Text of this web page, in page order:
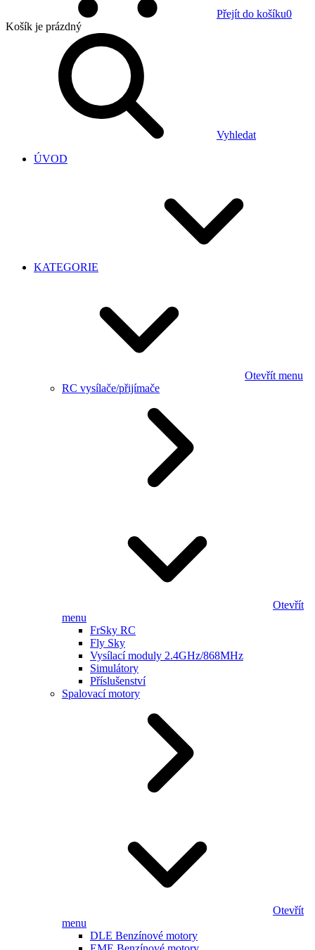
Přejít do košíku0
Košík je prázdný
Vyhledat
ÚVOD
KATEGORIE
Otevřít menu
RC vysílače/přijímače
Otevřít
menu
FrSky RC
Fly Sky
Vysílací moduly 2.4GHz/868MHz
Simulátory
Příslušenství
Spalovací motory
Otevřít
menu
DLE Benzínové motory